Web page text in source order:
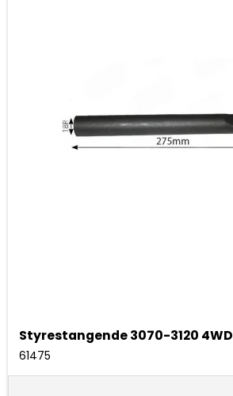
Styrestangende 3070-3120 4WD
61475